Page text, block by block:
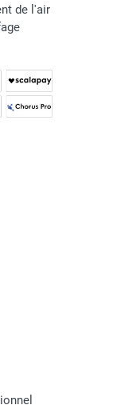
de l'air